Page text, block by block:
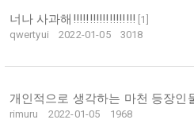
너나 사과해!!!!!!!!!!!!!!!!!!! 1
qwertyui
2022-01-05 3018
개인적으로 생각하는 마천 등장인
rimuru
2022-01-05 1968